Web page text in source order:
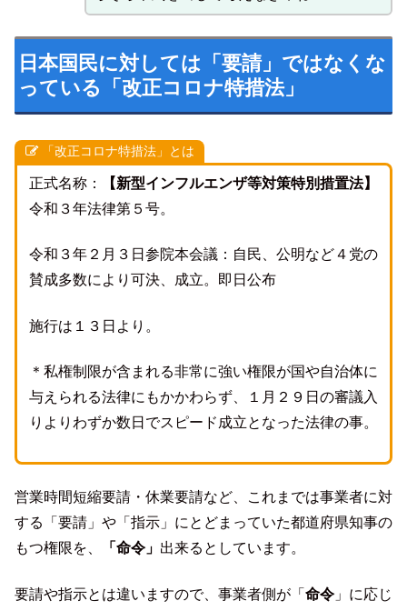
日本国民に対しては「要請」ではなくな
っている「改正コロナ特措法」
「改正コロナ特措法」とは
正式名称：
【新型インフルエンザ等対策特別措置法】
令和３年法律第５号。
令和３年２月３日参院本会議：自民、公明など４党の
賛成多数により可決、成立。即日公布
施行は１３日より。
＊私権制限が含まれる非常に強い権限が国や自治体に
与えられる法律にもかかわらず、１月２９日の審議入
りよりわずか数日でスピード成立となった法律の事。
営業時間短縮要請・休業要請など、これまでは事業者に対
する「要請」や「指示」にとどまっていた都道府県知事の
もつ権限を、
「命令」 出来るとしています。
要請や指示とは違いますので、事業者側が「 命令 」に応じ